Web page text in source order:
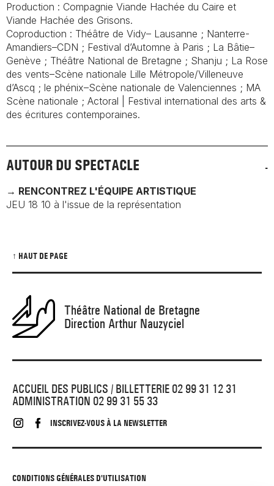
Production : Compagnie Viande Hachée du Caire et
Viande Hachée des Grisons.
Coproduction : Théâtre de Vidy– Lausanne ; Nanterre-
Amandiers–CDN ; Festival d’Automne à Paris ; La Bâtie–
Genève ; Théâtre National de Bretagne ; Shanju ; La Rose
des vents–Scène nationale Lille Métropole/Villeneuve
d’Ascq ; le phénix–Scène nationale de Valenciennes ; MA
Scène nationale ; Actoral | Festival international des arts &
des écritures contemporaines.
AUTOUR DU SPECTACLE
→ RENCONTREZ L'ÉQUIPE ARTISTIQUE
JEU 18 10 à l'issue de la représentation
↑ HAUT DE PAGE
Théâtre National de Bretagne
Direction Arthur Nauzyciel
ACCUEIL DES PUBLICS / BILLETTERIE 02 99 31 12 31
ADMINISTRATION 02 99 31 55 33
INSCRIVEZ-VOUS À LA NEWSLETTER
CONDITIONS GÉNÉRALES D'UTILISATION